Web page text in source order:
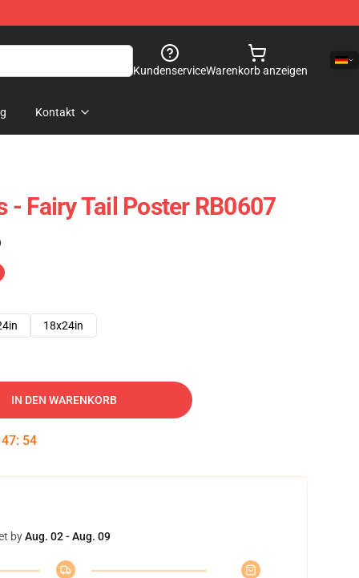
KundenserviceWarenkorb anzeigen
Kontakt
- Fairy Tail Poster RB0607
18x24in
IN DEN WARENKORB
47: 53
byAug. 02 - Aug. 09